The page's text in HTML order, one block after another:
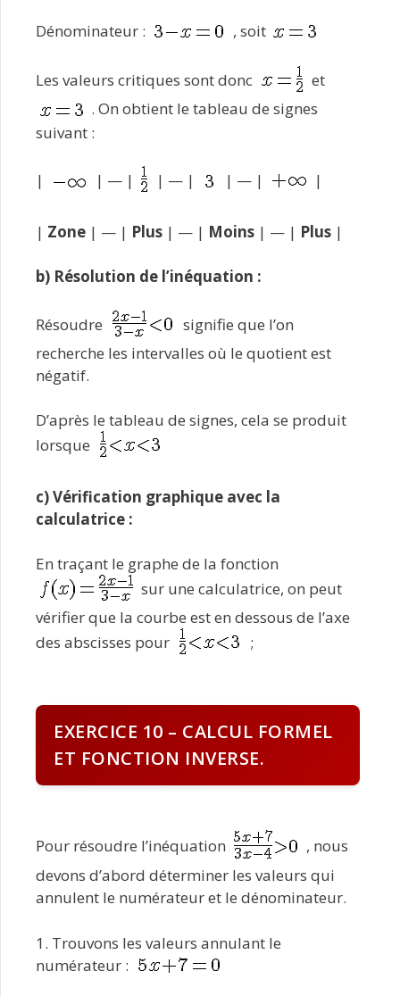
Dénominateur : , soit
Les valeurs critiques sont donc
et
. On obtient le tableau de signes
suivant :
| | — | | — | | — | |
| Zone | — | Plus | — | Moins | — | Plus |
b) Résolution de l’inéquation :
Résoudre
signifie que l’on
recherche les intervalles où le quotient est
négatif.
D’après le tableau de signes, cela se produit
lorsque
c) Vérification graphique avec la
calculatrice :
En traçant le graphe de la fonction
sur une calculatrice, on peut
vérifier que la courbe est en dessous de l’axe
des abscisses pour
;
EXERCICE 10 – CALCUL FORMEL
ET FONCTION INVERSE.
Pour résoudre l’inéquation
, nous
devons d’abord déterminer les valeurs qui
annulent le numérateur et le dénominateur.
1. Trouvons les valeurs annulant le
numérateur :